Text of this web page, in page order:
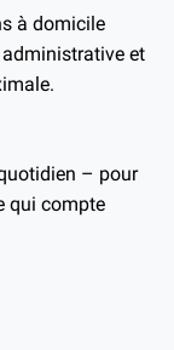
à domicile
et
– pour
qui compte